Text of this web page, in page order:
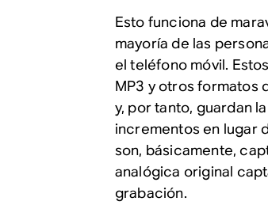
Esto funciona de
mayoría de las
el teléfono móvil.
MP3 y otros formatos
y, por tanto, guardan
incrementos en lugar
son, básicamente,
analógica original
grabación.